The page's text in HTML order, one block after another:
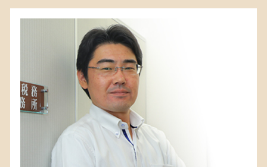
遺言執行者 権限
事業承継とは
連れ子 相続
相続放棄 必要書類
遺言書 法律事務所
成年後見人 メリット
相続税 寒川 弁護士
遺言書 鎌倉 税理士
相続 寒川 税理士
相続 茅ヶ崎 税理士
遺言書 町田 税理士
相続 町田 弁護士
相続 平塚 税理士
相続税 平塚 弁護士
相続 相模原 弁護士
相続 大和 税理士
遺言書 茅ヶ崎 弁護士